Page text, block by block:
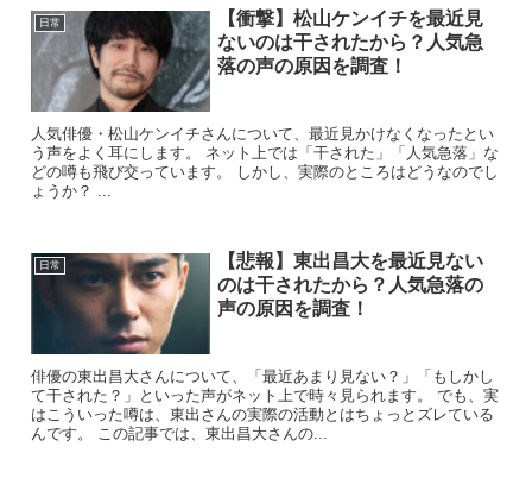
日常
【衝撃】松山ケンイチを最近見
ないのは干されたから？人気急
落の声の原因を調査！
人気俳優・松山ケンイチさんについて、最近見かけなくなったとい
う声をよく耳にします。 ネット上では「干された」「人気急落」な
どの噂も飛び交っています。 しかし、実際のところはどうなのでし
ょうか？ ...
日常
【悲報】東出昌大を最近見ない
のは干されたから？人気急落の
声の原因を調査！
俳優の東出昌大さんについて、「最近あまり見ない？」「もしかし
て干された？」といった声がネット上で時々見られます。 でも、実
はこういった噂は、東出さんの実際の活動とはちょっとズレている
んです。 この記事では、東出昌大さんの...